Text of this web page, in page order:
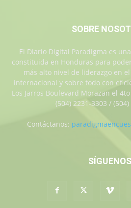
SOBRE
El Diario Digital Paradigma es
constituida en Honduras para
más alto nivel de liderazgo en
internacional y sobre todo con
Los Jarros Boulevard Morazan el
(504) 2231-3303 /
Contáctanos:
SÍGUENOS